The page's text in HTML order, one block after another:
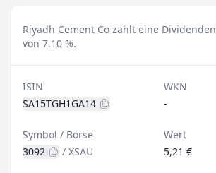
Riyadh Cement Co zahlt eine
von 7,10 %.
ISIN
SA15TGH1GA14
WKN
-
Symbol / Börse
3092
/ XSAU
Wert
5,21 €